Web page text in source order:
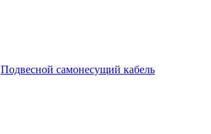
Подвесной самонесущий кабель